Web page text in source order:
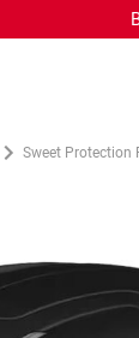
Sweet Protection